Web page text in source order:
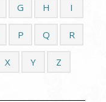
G H I
P Q R
X Y Z